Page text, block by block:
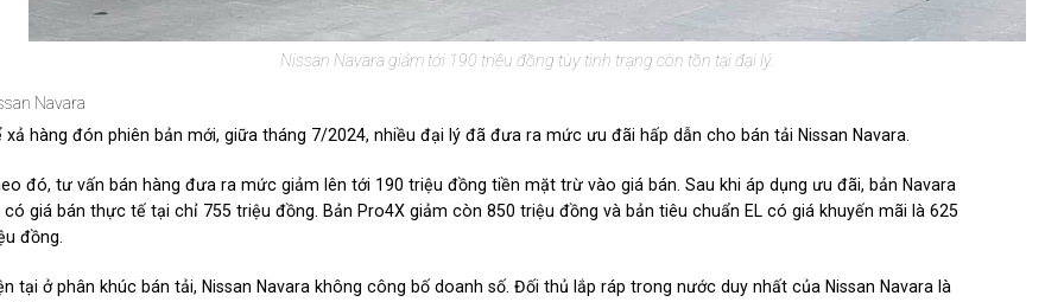
Nissan Navara giảm tới 190 triệu đồng tùy tình trạng còn tồn tại đại lý.
Navara
xả hàng đón phiên bản mới, giữa tháng 7/2024, nhiều đại lý đã đưa ra mức ưu đãi hấp dẫn cho bán tải Nissan Navara.
đó, tư vấn bán hàng đưa ra mức giảm lên tới 190 triệu đồng tiền mặt trừ vào giá bán. Sau khi áp dụng ưu đãi, bản Navara
có giá bán thực tế tại chỉ 755 triệu đồng. Bản Pro4X giảm còn 850 triệu đồng và bản tiêu chuẩn EL có giá khuyến mãi là 625
đồng.
tại ở phân khúc bán tải, Nissan Navara không công bố doanh số. Đối thủ lắp ráp trong nước duy nhất của Nissan Navara là